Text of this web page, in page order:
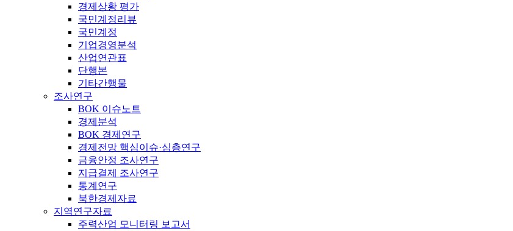
경제상황 평가
국민계정리뷰
국민계정
기업경영분석
산업연관표
단행본
기타간행물
조사연구
BOK 이슈노트
경제분석
BOK 경제연구
경제전망 핵심이슈·심층연구
금융안정 조사연구
지급결제 조사연구
통계연구
북한경제자료
지역연구자료
주력산업 모니터링 보고서